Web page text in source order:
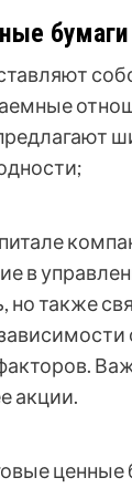
бумаги
в
но также
акции.